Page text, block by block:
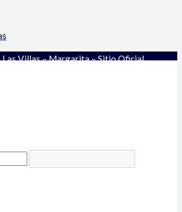
Villas – Margarita – Sitio Oficial